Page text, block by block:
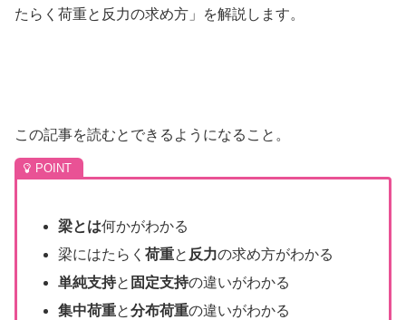
たらく荷重と反力の求め方」を解説します。
この記事を読むとできるようになること。
梁とは何かがわかる
梁にはたらく荷重と 反力の求め方がわかる
単純支持と 固定支持の違いがわかる
集中荷重と分布荷重の違いがわかる